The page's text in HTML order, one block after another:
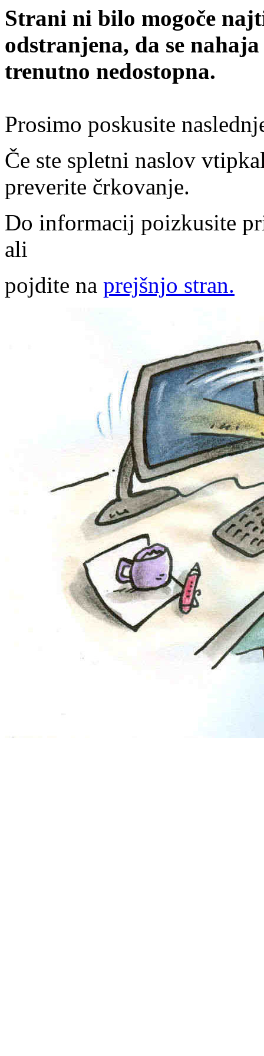
Strani ni bilo mogoče
odstranjena, da se
trenutno nedostopna.
Prosimo poskusite
Če ste spletni naslov
preverite črkovanje.
Do informacij poizkusite
ali
pojdite na prejšnjo stran.